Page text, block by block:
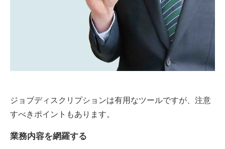
ジョブディスクリプションは有用なツールですが、注意
すべきポイントもあります。
業務内容を網羅する